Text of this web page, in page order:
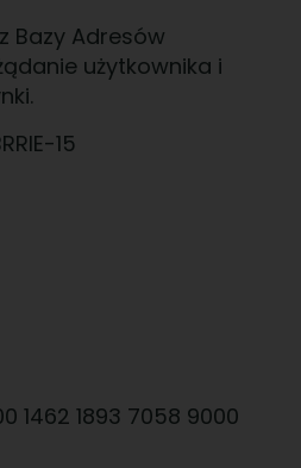
Bazy Adresów
użytkownika i
15
1462 1893 7058 9000